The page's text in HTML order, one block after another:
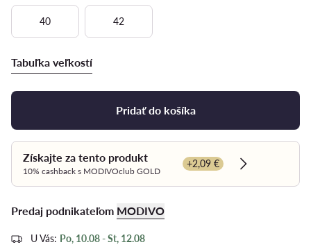
40 42
Tabuľka veľkostí
Pridať do košíka
Získajte za tento produkt
10% cashback s MODIVOclub GOLD
+2,09 €
Dowiedz się
Predaj podnikateľom MODIVO
U Vás: Po, 10.08 - St, 12.08